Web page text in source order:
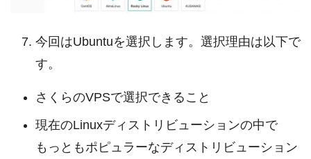
今回はUbuntuを選択します。選択理由は以下で
す。
さくらのVPSで選択できること
現在のLinuxディストリビューションの中で
もっともポピュラーなディストリビューション